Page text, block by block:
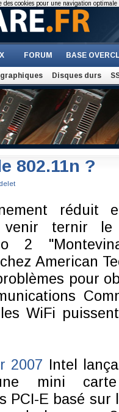
FORUM BASE
Disques durs
802.11n ?
réduit
venir ternir
2
American
pour
WiFi
2007 Intel
mini
PCI-E basé sur
des cookies pour une navigation